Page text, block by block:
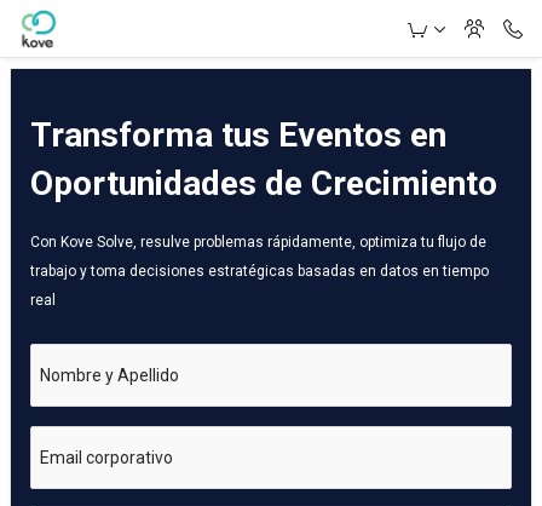
Skip to Main Content
Transforma tus Eventos en
Oportunidades de Crecimiento
Con Kove Solve, resulve problemas rápidamente, optimiza tu flujo de
trabajo y toma decisiones estratégicas basadas en datos en tiempo
real
Nombre y Apellido
Email corporativo